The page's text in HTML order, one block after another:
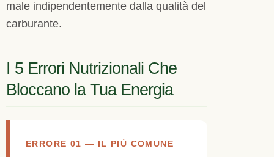
male indipendentemente dalla qualità del
carburante.
I 5 Errori Nutrizionali Che
Bloccano la Tua Energia
ERRORE 01 — IL PIÙ COMUNE